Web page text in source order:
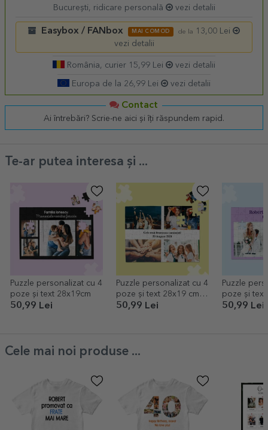
București, ridicare personală vezi detalii
Easybox / FANbox MAI COMOD de la
13,00 Lei
vezi detalii
România, curier 15,99 Lei vezi detalii
Europa de la 26,99 Lei vezi detalii
Contact
Ai întrebări? Scrie-ne aici și îți răspundem rapid.
Te-ar putea interesa și ...
Puzzle personalizat cu 4
poze și text 28x19cm
50,99 Lei
Puzzle personalizat cu 4
poze și text 28x19 cm -
Cele mai frumoase
50,99 Lei
Puzzle
poze și text
Sweet
50,99 Lei
Cele mai noi produse ...